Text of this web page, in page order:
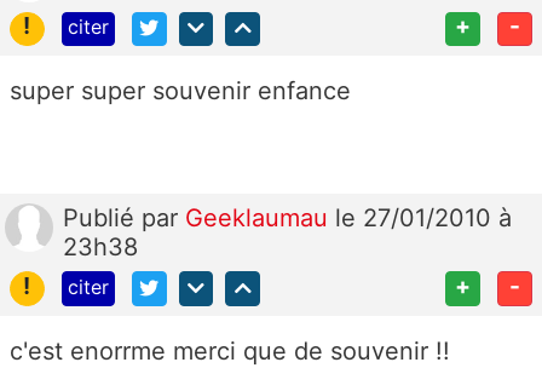
! citer + -
super super souvenir enfance
Publié par Geeklaumau le 27/01/2010 à
23h38
!
citer + -
c'est enorrme merci que de souvenir !!